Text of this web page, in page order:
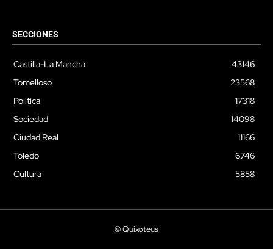
SECCIONES
Castilla-La Mancha
43146
Tomelloso
23568
Política
17318
Sociedad
14098
Ciudad Real
11166
Toledo
6746
Cultura
5858
© Quixoteus